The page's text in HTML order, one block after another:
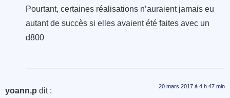
Pourtant, certaines réalisations n’auraient jamais eu
autant de succès si elles avaient été faites avec un
d800
yoann.p dit : 20 mars 2017 à 4 h 47 min